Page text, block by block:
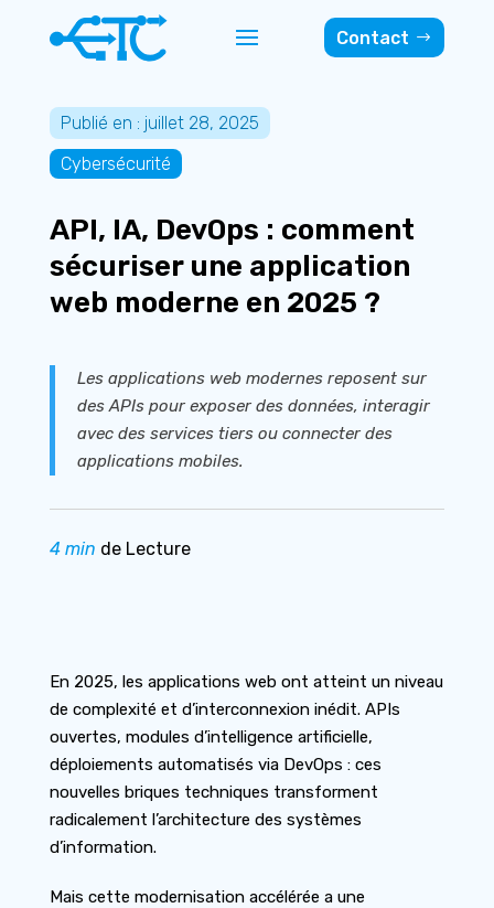
Contact
Publié en : juillet 28, 2025
Cybersécurité
API, IA, DevOps : comment
sécuriser une application
web moderne en 2025 ?
Les applications web modernes reposent sur
des APIs pour exposer des données, interagir
avec des services tiers ou connecter des
applications mobiles.
4 min de Lecture
En 2025, les applications web ont atteint un niveau
de complexité et d’interconnexion inédit. APIs
ouvertes, modules d’intelligence artificielle,
déploiements automatisés via DevOps : ces
nouvelles briques techniques transforment
radicalement l’architecture des systèmes
d’information.
Mais cette modernisation accélérée a une